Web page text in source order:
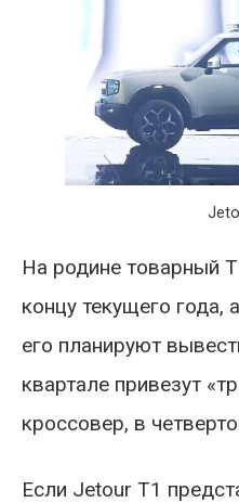
На родине товарный
концу текущего года,
его планируют
квартале привезут
кроссовер, в
Если Jetour T1